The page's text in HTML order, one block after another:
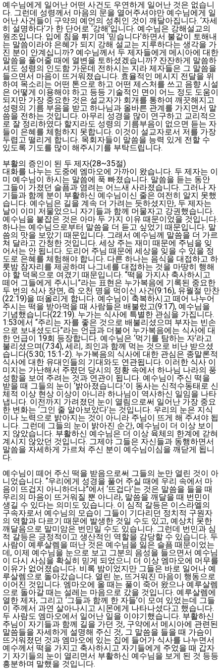
예수님에게 일어난 어떤 사건도 우연하게 일어난 것은 없습니
다. 그런데 성령께서 마음의 문을 열어주셔야만 예수님에게 일
어난 사건들이 구약의 예언의 성취인 것이 깨달아집니다. ‘자세
히 설명하다’가 한 단어로 ‘강해’입니다. 예수님은 강해설교의
원조입니다. 입에 침을 튀기며 ‘믿습니다’하면서 불같이 토해내
는 말씀이라야 은혜가 되지 강해 설교는 지루하다는 생각을 가
진 분이 안계십니까? 예수님께서 두 제자들에게 메시아에 대한
말씀을 풀어줄 때에 열변을 토하셨겠습니까? 잔잔하게 말씀하
셔도 성령의 인도함 가운데 전하시는 지라 제자들은 그 말씀을
들으면서 마음이 뜨거워졌습니다. 효율적인 메시지 전달을 위
하여 목소리는 어떤 톤으로 하고 어떤 제스처를 쓰고 음향 시설
은 어떻게 이용해야 하고 등등 기술적인 면이 어느 정도 도움이
되지만 가장 중요한 것은 설교자가 회개를 통하여 깨끗해지고
성령의 기름 부음을 받고 하나님과 올바른 관계를 가지면서 말
씀을 전하는 것입니다. 아무리 성경을 많이 연구하고 교리적으
로 잘 정리하였다 할지라도 성령의 기름부음이 없으면 듣는 자
들이 은혜를 체험하지 못합니다. 이것이 설교자로서 저를 가장
두렵고 떨리게 합니다. 목회자들이 말씀을 능력 있게 전할 수
있도록 기도를 많이 해주시기를 부탁드립니다.
부활의 증인이 된 두 제자(28~35절)
대화를 나누는 도중에 엠마오에 가까이 왔습니다. 두 제자는 이
미 예수님이 하시는 말씀에 푹 빠졌습니다. 말씀을 듣는 동안
그들이 가졌던 슬픔과 염려는 어느새 사라졌습니다. 그러나 자
기들과 함께 분이 부활하신 예수님이신 줄은 여전히 알지 못했
습니다. 예수님은 길을 계속 더 가려는 듯하셨지만, 두 제자는
날이 이미 저물었으니 자기들과 함께 머물자고 강권했습니다.
예수님을 붙잡은 것은 아마 두 가지 이유 때문이었을 것입니다.
하나는 예수님으로부터 말씀을 더 듣고 싶었기 때문입니다. 말
씀의 맛을 보았기 때문입니다. 그래서 예수님께 말씀을 더 가르
쳐 달라고 간청한 것입니다. 세상 주는 재미 때문에 주님을 잊
어서는 안 됩니다. 도리어 주님 때문에 세상을 잊을 수 있을 정
도로 은혜를 체험해야 합니다. 다른 하나는 음식을 대접하고 하
룻밤 잠자리를 제공하며 나그네를 대접하는 것을 마땅히 행해
야 할 덕목으로 여겼기 때문입니다. “떡을 가지사 축사하시고
떼어 그들에게 주시니”라는 표현은 누가복음에 기록된 중요한
두 번의 식사 장면, 즉 오천 명을 먹이신 사건(9:16), 유월절 만찬
(22:19)을 떠올리게 합니다. 예수님이 축복하시고 떼어 나누어
주시는 떡을 받아먹을 때 사람들은 배불렀고(9:17), 예수님을
기념했습니다(22:19). 누가는 식사에 특별한 관심을 가집니다.
1:53에서 “주리는 자를 좋은 것으로 배불리셨으며 부자는 빈손
으로 보내셨도다”라는 언급과 더불어 누가복음에는 식사에 대
한 언급이 19회 등장합니다. 예수님은 ‘먹기를 탐하는 자’라고
불리셨으며(7:34), 세리, 죄인과 함께 먹는 것으로 비난 받으셨
습니다(5:30; 15:1-2). 누가복음의 식사에 대한 관심은 종말론적
식사에 대한 유대인들의 기대와도 연관됩니다. 이러한 식사 이
미지는 가난해서 주렸던 당시의 정황 속에서 하나님 나라의 풍
성함을 보여 주려는 것과 연관이 됩니다. 예수님이 주신 떡을
받을 때 그들의 눈이 ‘밝아졌습니다.’이 동사는 신적수동태로 신
체적 이상 현상 이상이 아니라 하나님이 역사하신 일임을 나타
냅니다. 이전까지 가려졌던 눈이 열림으로써 일어난 가장 중요
한 변화는 ‘그인 줄 알아보았다’는 것입니다. 우리의 눈은 지식
이나 노력으로 밝아지는 것이 아니라 주님이 뜨게 해 주셔야 됩
니다. 그런데 그들의 눈이 밝아진 순간, 예수님이 더 이상 보이
지 않았습니다. 부활하신 예수님은 더 이상 육체의 한계에 갇혀
계시지 않았던 것입니다. 그제야 그들은 자신들과 동행하면서
말씀을 자세하게 가르쳐 주신 분이 예수님이심을 깨닫게 됩니
다.
예수님이 떼어 주신 떡을 받음으로써 그들의 눈만 열린 것이 아
니었습니다. “우리에게 성경을 풀어 주실 때에 우리 속에서 마
음이 뜨겁지 아니하더냐”에서 ‘뜨겁다’는 것은 말씀을 들을 때
우리의 마음이 뜨거워질 뿐 아니라, 말씀을 깨달을 때 번민이
생길 수 있다는 의미도 있습니다. 이 심적 갈등은 이스라엘의
구속자로서 예수님의 모습이 그들이 기다리던 정치적 구원자
의 역할과 다르기 때문에 발생한 것일 수도 있고, 예상치 못한
깨달음으로 말미암은 번민일 수도 있습니다. 그런데 번민과 심
적 갈등은 긍정적이고 생산적인 역할을 감당할 수 있습니다. 두
사람이 예루살렘을 떠난 것은 예수님을 잃은 슬픔 때문이었는
데, 이제 예수님을 눈으로 보고 그분의 음성을 들으면서 예수님
이 다시 사심을 확실히 믿게 되었으니 더 이상 엠마오에 머무를
이유가 없어졌습니다. 비록 밤이었지만 그들은 바로 일어나 예
루살렘으로 돌아갔습니다. 열린 눈, 뜨거워진 마음이 행동으로
이어진 것입니다. 엠마오에 올 때는 풀이 죽어 왔으나 예루살렘
으로 돌아갈 때는 설레는 마음으로 갔을 것입니다. 예루살렘에
열한 제자, 그리고 ‘그들과 함께 한 자들’이 모여 있었는데 그들
이 주께서 과연 살아나시고 시몬에게 나타나셨다고 했습니다.
두 사람도 엠마오에서 일어난 일을 이야기했습니다. 부활하신
주님이 자기들과 함께 길을 가던 것, 구약에서 메시아에 관련된
말씀들을 자세하게 설명해 주신 것, 그 말씀을 들을 때 가슴이
뜨거워졌던 것과 엠마오에 있는 집에 들어가 식사를 나누면서
예수께서 떡을 가지고 축사하시고 자기들에게 주었을 때 갑자
기 자기들의 눈이 열리면서 부활하신 예수님을 보게 된 것 등등
흥분하며 말했을 것입니다.